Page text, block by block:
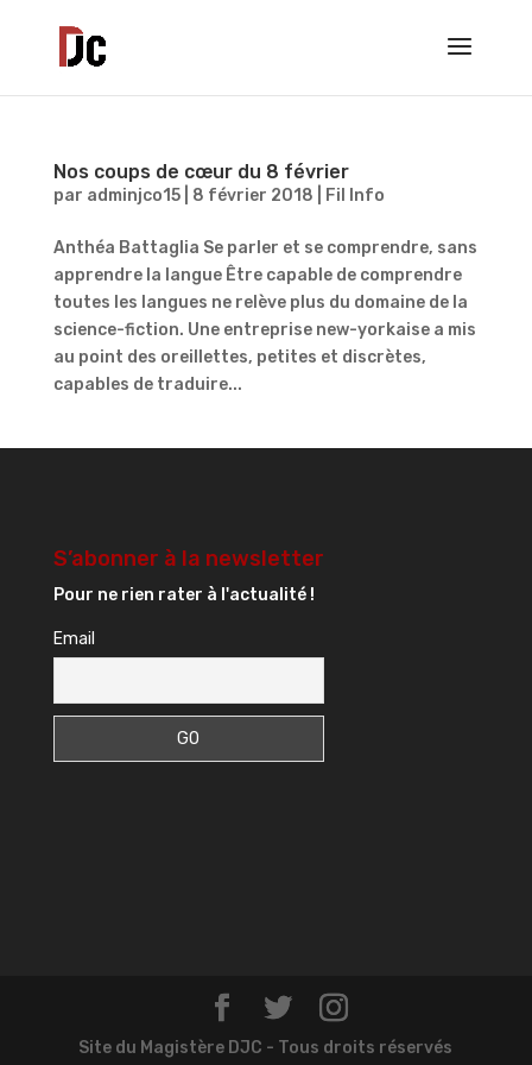
Nos coups de cœur du 8 février
par adminjco15| 8 février 2018 Fil Info
Anthéa Battaglia Se parler et se comprendre, sans
apprendre la langue Être capable de comprendre
toutes les langues ne relève plus du domaine de la
science-fiction. Une entreprise new-yorkaise a mis
au point des oreillettes, petites et discrètes,
capables de traduire...
S’abonner à la newsletter
Pour ne rien rater à l'actualité !
Email
Site du Magistère DJC - Tous droits réservés